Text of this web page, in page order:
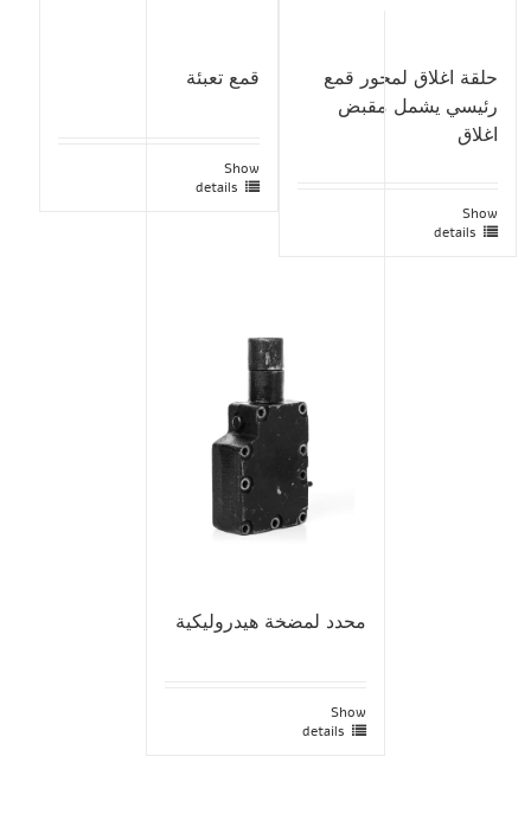
حلقة اغلاق لمحور قمع
رئيسي يشمل مقبض
اغلاق
Show
details
قمع تعبئة
Show
details
محدد لمضخة هيدروليكية
Show
details